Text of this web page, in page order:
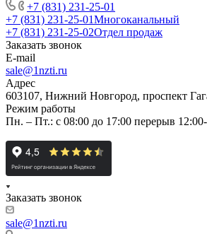
+7 (831) 231-25-01
+7 (831) 231-25-01Многоканальный
+7 (831) 231-25-02Отдел продаж
Заказать звонок
E-mail
sale@1nzti.ru
Адрес
603107, Нижний Новгород, проспект
Режим работы
Пн. – Пт.: с 08:00 до 17:00 перерыв
Заказать звонок
sale@1nzti.ru